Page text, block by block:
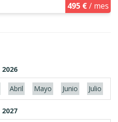
495 €/ mes
2026
Abril Mayo Junio Julio
2027